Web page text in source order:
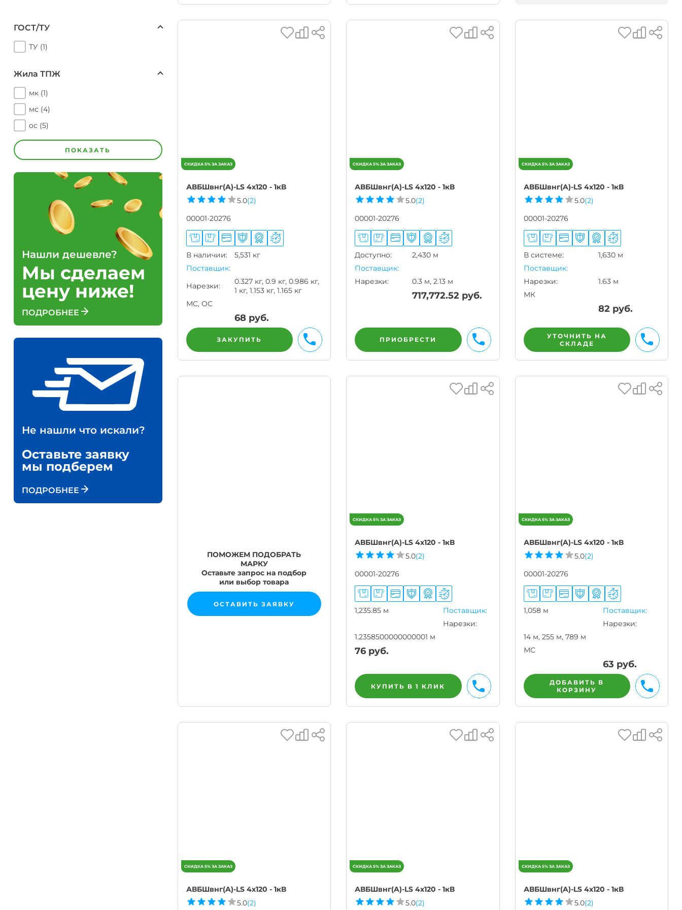
ГОСТ/ТУ
ТУ (1)
Жила ТПЖ
мк (1)
мс (4)
ос (5)
ПОКАЗАТЬ
Нашли дешевле?
Мы сделаем
цену ниже!
ПОДРОБНЕЕ
Не нашли что искали?
Оставьте заявку
мы подберем
ПОДРОБНЕЕ
АВБШвнг(A)-LS 4х120 - 1кВ
5.0(2)
00001-20276
В наличии:
5,531 кг
Поставщик:
Нарезки:
0.327 кг, 0.9 кг, 0.986 кг,
1 кг, 1.153 кг, 1.165 кг
МС, ОС
68руб.
ЗАКУПИТЬ
АВБШвнг(A)-LS 4х120 - 1кВ
5.0(2)
00001-20276
Доступно:
2,430 м
Поставщик:
Нарезки:
0.3 м, 2.13 м
717,772.52 руб.
ПРИОБРЕСТИ
АВБШвнг(A)-LS 4х120 - 1кВ
5.0(2)
00001-20276
В системе:
1,630 м
Поставщик:
Нарезки:
1.63 м
МК
82 руб.
УТОЧНИТЬ НА
СКЛАДЕ
ПОМОЖЕМ ПОДОБРАТЬ
МАРКУ
Оставьте запрос на подбор
или выбор товара
ОСТАВИТЬ ЗАЯВКУ
АВБШвнг(A)-LS 4х120 - 1кВ
5.0(2)
00001-20276
1,235.85 м
Поставщик:
Нарезки:
1.2358500000000001 м
76 руб.
КУПИТЬ В 1 КЛИК
АВБШвнг(A)-LS 4х120 - 1кВ
5.0(2)
00001-20276
1,058 м
Поставщик:
Нарезки:
14 м, 255 м, 789 м
МС
63 руб.
ДОБАВИТЬ В
КОРЗИНУ
АВБШвнг(A)-LS 4х120 - 1кВ
5.0(2)
АВБШвнг(A)-LS 4х120 - 1кВ
5.0(2)
АВБШвнг(A)-LS 4х120 - 1кВ
5.0(2)